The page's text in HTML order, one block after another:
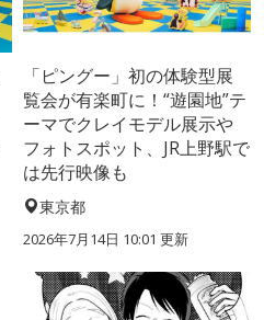
「ピングー」初の体験型展
覧会が有楽町に！“遊園地”テ
ーマでクレイモデル展示や
フォトスポット、JR上野駅で
は先行映像も
東京都
2026年7月14日 10:01 更新